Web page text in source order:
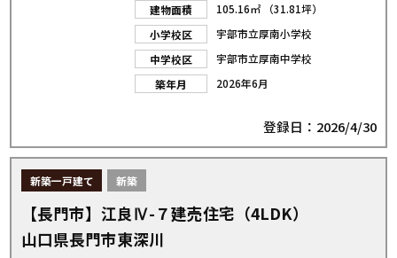
建物面積
105.16㎡ （31.81坪）
小学校区
宇部市立厚南小学校
中学校区
宇部市立厚南中学校
築年月
2026年6月
登録日：2026/4/30
新築一戸建て 新築
【長門市】江良Ⅳ-７建売住宅（4LDK）
山口県長門市東深川